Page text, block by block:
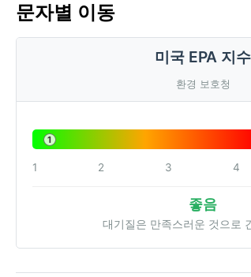
문자별 이동
미국 EPA 지수
환경 보호청
1
1 2 3 4
좋음
대기질은 만족스러운 것으로